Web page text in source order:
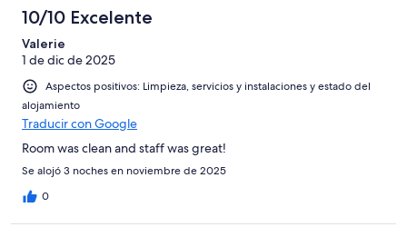
10/10 Excelente
Valerie
1 de dic de 2025
Aspectos positivos: Limpieza, servicios y instalaciones y estado del
alojamiento
Traducir con Google
Room was clean and staff was great!
Se alojó 3 noches en noviembre de 2025
0